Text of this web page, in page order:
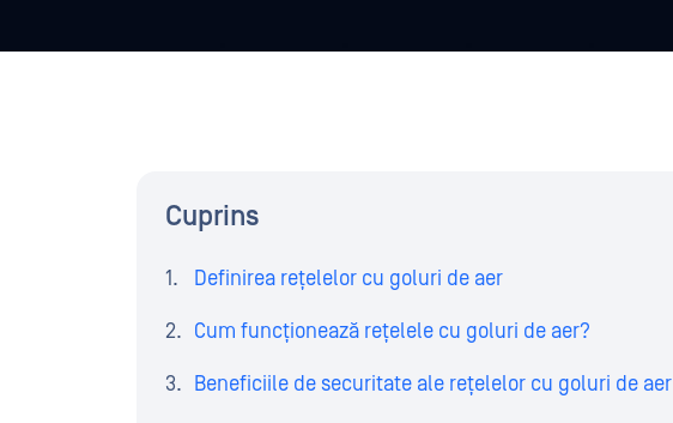
Cuprins
Definirea rețelelor cu goluri de aer
Cum funcționează rețelele cu goluri de aer?
Beneficiile de securitate ale rețelelor cu goluri de aer